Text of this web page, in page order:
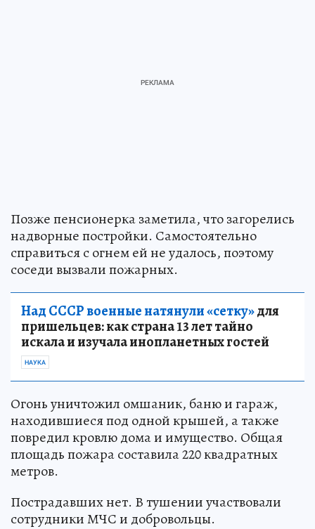
Позже пенсионерка заметила, что загорелись
надворные постройки. Самостоятельно
справиться с огнем ей не удалось, поэтому
соседи вызвали пожарных.
Над СССР военные натянули «сетку»для
пришельцев: как страна 13 лет тайно
искала и изучала инопланетных гостей
НАУКА
Огонь уничтожил омшаник, баню и гараж,
находившиеся под одной крышей, а также
повредил кровлю дома и имущество. Общая
площадь пожара составила 220 квадратных
метров.
Пострадавших нет. В тушении участвовали
сотрудники МЧС и добровольцы.